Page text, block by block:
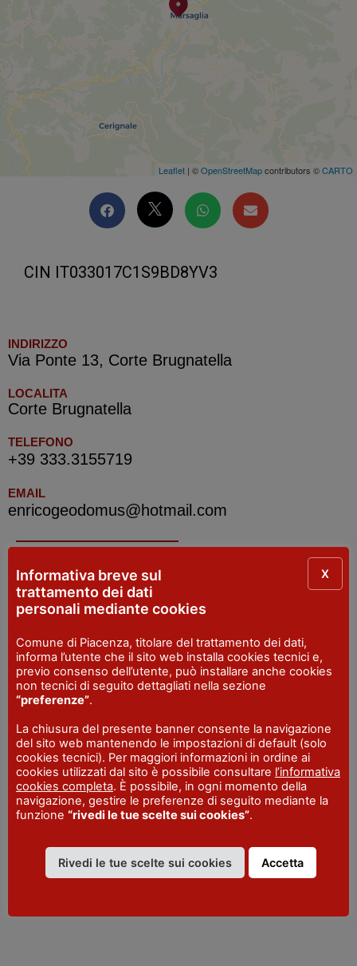
Leaflet | ©OpenStreetMapcontributors ©CARTO
CIN IT033017C1S9BD8YV3
INDIRIZZO
Via Ponte 13, Corte Brugnatella
LOCALITA
Corte Brugnatella
TELEFONO
+39 333.3155719
EMAIL
enricogeodomus@hotmail.com
IAT Bobbio e Val Trebbia
INDIRIZZO
SITO WEB
visitpiacenza.it/val-trebbia/
EMAIL
iat@comune.bobbio.pc.it
TELEFONO
+39 0523 962815
VISITPIACENZA
Informativa breve sul
trattamento dei dati
personali mediante cookies
Comune di Piacenza, titolare del trattamento dei dati,
informa l’utente che il sito web installa cookies tecnici e,
previo consenso dell’utente, può installare anche cookies
non tecnici di seguito dettagliati nella sezione
“preferenze”.
La chiusura del presente banner consente la navigazione
del sito web mantenendo le impostazioni di default (solo
cookies tecnici). Per maggiori informazioni in ordine ai
cookies utilizzati dal sito è possibile consultare l’informativa
cookies completa. È possibile, in ogni momento della
navigazione, gestire le preferenze di seguito mediante la
funzione “rivedi le tue scelte sui cookies”.
Rivedi le tue scelte sui cookies Accetta
X